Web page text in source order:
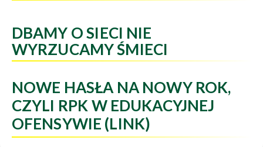
DBAMY O SIECI NIE
WYRZUCAMY ŚMIECI
NOWE HASŁA NA NOWY ROK,
CZYLI RPK W EDUKACYJNEJ
OFENSYWIE (LINK)